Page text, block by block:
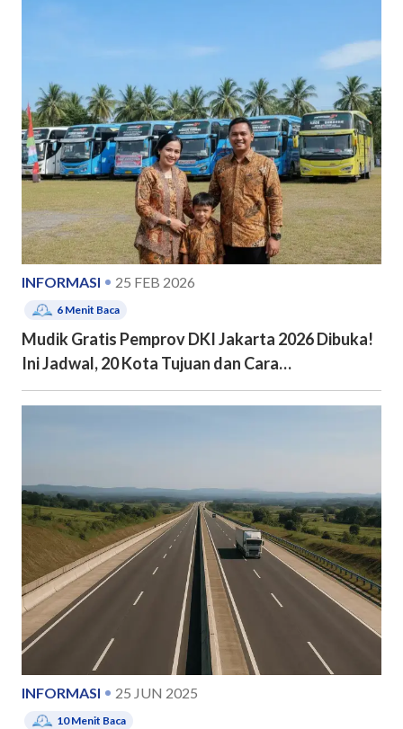
INFORMASI 25 FEB 2026
6 Menit Baca
Mudik Gratis Pemprov DKI Jakarta 2026 Dibuka!
Ini Jadwal, 20 Kota Tujuan dan Cara
Pendaftarannya
INFORMASI 25 JUN 2025
10Menit Baca